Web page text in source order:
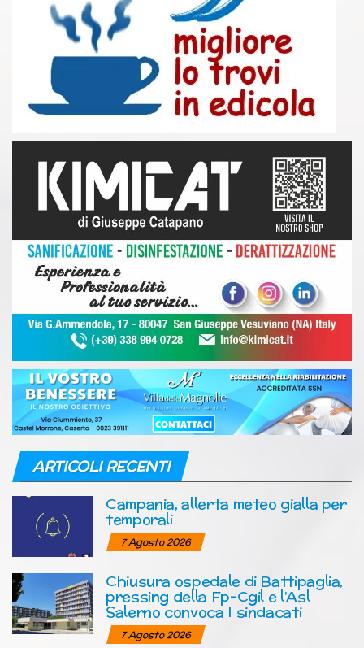
ARTICOLI RECENTI
Campania, allerta meteo gialla per
temporali
7 Agosto 2026
Chiusura ospedale di Battipaglia,
pressing della Fp-Cgil e l’Asl
Salerno convoca I sindacati
7 Agosto 2026